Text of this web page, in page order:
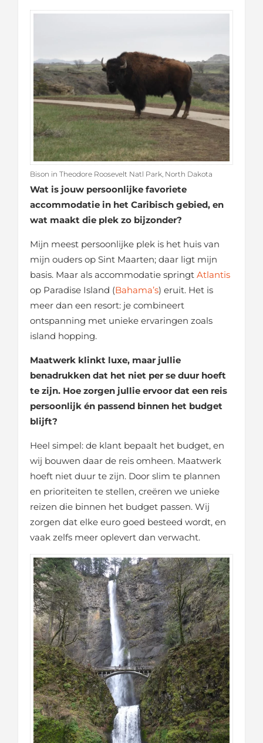
Bison in Theodore Roosevelt Natl Park, North Dakota
Wat is jouw persoonlijke favoriete
accommodatie in het Caribisch gebied, en
wat maakt die plek zo bijzonder?
Mijn meest persoonlijke plek is het huis van
mijn ouders op Sint Maarten; daar ligt mijn
basis. Maar als accommodatie springt Atlantis
op Paradise Island (Bahama’s) eruit. Het is
meer dan een resort: je combineert
ontspanning met unieke ervaringen zoals
island hopping.
Maatwerk klinkt luxe, maar jullie
benadrukken dat het niet per se duur hoeft
te zijn. Hoe zorgen jullie ervoor dat een reis
persoonlijk én passend binnen het budget
blijft?
Heel simpel: de klant bepaalt het budget, en
wij bouwen daar de reis omheen. Maatwerk
hoeft niet duur te zijn. Door slim te plannen
en prioriteiten te stellen, creëren we unieke
reizen die binnen het budget passen. Wij
zorgen dat elke euro goed besteed wordt, en
vaak zelfs meer oplevert dan verwacht.